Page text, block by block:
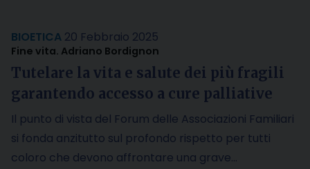
BIOETICA 20 Febbraio 2025
Fine vita. Adriano Bordignon
Tutelare la vita e salute dei più fragili
garantendo accesso a cure palliative
Il punto di vista del Forum delle Associazioni Familiari
si fonda anzitutto sul profondo rispetto per tutti
coloro che devono affrontare una grave…